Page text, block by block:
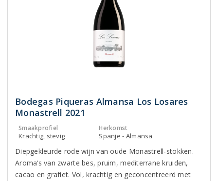
Bodegas Piqueras Almansa Los Losares
Monastrell 2021
Smaakprofiel
Krachtig, stevig
Herkomst
Spanje - Almansa
Diepgekleurde rode wijn van oude Monastrell-stokken.
Aroma’s van zwarte bes, pruim, mediterrane kruiden,
cacao en grafiet. Vol, krachtig en geconcentreerd met